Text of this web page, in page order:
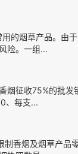
的烟草产品。由
险。一组...
烟征收75%的批
、每支...
香烟及烟草产品